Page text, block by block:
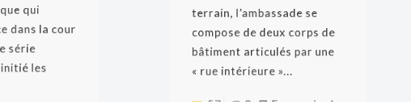
d’un
qui
dans la cour
série
à la topo-graphie du
terrain, l’ambassade se
compose de deux corps de